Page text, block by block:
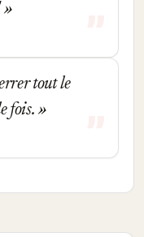
tout le
fois.